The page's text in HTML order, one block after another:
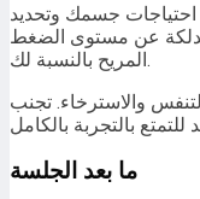
احتياجات جسمك وتحديد
عن مستوى الضغط
المريح بالنسبة لك.
والاسترخاء. تجنب
ما بعد الجلسة